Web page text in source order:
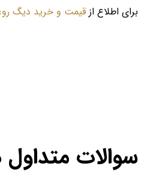
برای اطلاع از قیمت و خرید دیگ
سوالات